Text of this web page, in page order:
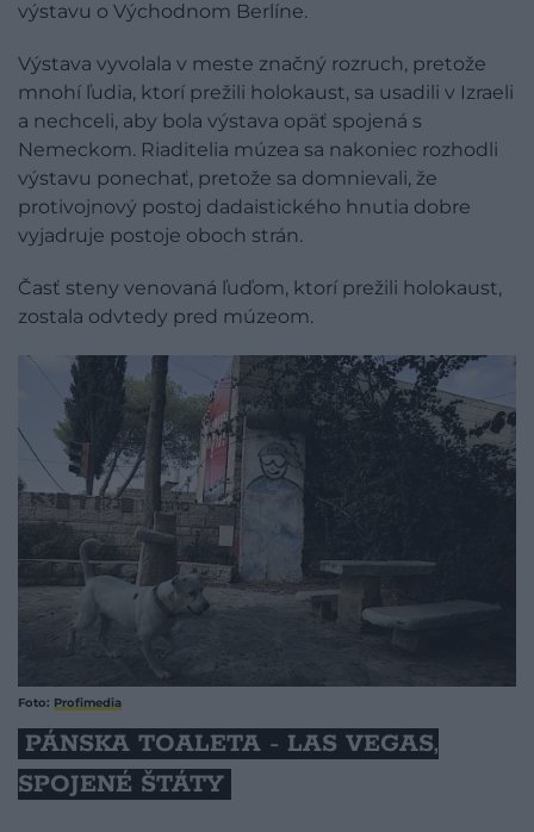
výstavu o Východnom Berlíne.
Výstava vyvolala v meste značný rozruch, pretože
mnohí ľudia, ktorí prežili holokaust, sa usadili v Izraeli
a nechceli, aby bola výstava opäť spojená s
Nemeckom. Riaditelia múzea sa nakoniec rozhodli
výstavu ponechať, pretože sa domnievali, že
protivojnový postoj dadaistického hnutia dobre
vyjadruje postoje oboch strán.
Časť steny venovaná ľuďom, ktorí prežili holokaust,
zostala odvtedy pred múzeom.
Foto: Profimedia
PÁNSKA TOALETA - LAS VEGAS,
SPOJENÉ ŠTÁTY